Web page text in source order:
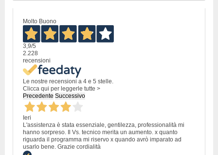
Molto Buono
3,9/5
2.228
recensioni
Le nostre recensioni a 4 e 5 stelle.
Clicca qui per leggerle tutte >
Precedente Successivo
Ieri
L'assistenza è stata essenziale, gentilezza, professionalità mi
hanno sorpreso. Il Vs. tecnico merita un aumento. x quanto
riguarda il programma mi riservo x quando avrò imparato ad
usarlo bene. Grazie cordialità